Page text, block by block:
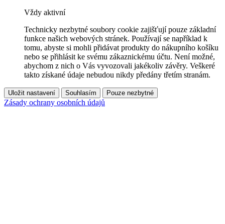
Vždy aktivní
Technicky nezbytné soubory cookie zajišťují pouze základní
funkce našich webových stránek. Používají se například k
tomu, abyste si mohli přidávat produkty do nákupního košíku
nebo se přihlásit ke svému zákaznickému účtu. Není možné,
abychom z nich o Vás vyvozovali jakékoliv závěry. Veškeré
takto získané údaje nebudou nikdy předány třetím stranám.
Uložit nastavení Souhlasím Pouze nezbytné
Zásady ochrany osobních údajů